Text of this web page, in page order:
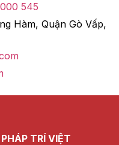
545
Hàm, Quận Gò Vấp,
TRÍ VIỆT